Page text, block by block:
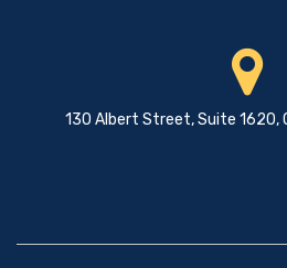
130 Albert Street, Suite 1620,